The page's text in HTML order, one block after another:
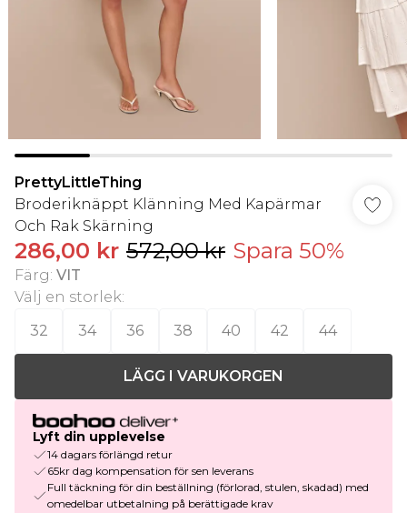
PrettyLittleThing
Broderiknäppt Klänning Med Kapärmar
Och Rak Skärning
286,00 kr 572,00 kr Spara 50%
Färg: VIT
Välj en storlek:
32
34 36 38 40 42 44
LÄGG I VARUKORGEN
Lyft din upplevelse
14 dagars förlängd retur
65kr dag kompensation för sen leverans
Full täckning för din beställning (förlorad, stulen, skadad) med
omedelbar utbetalning på berättigade krav